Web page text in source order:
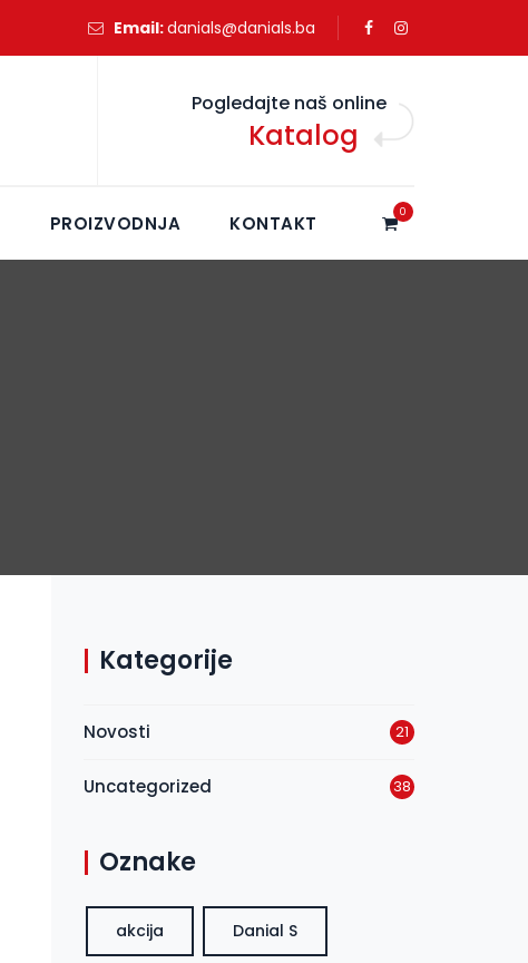
Email:danials@danials.ba
Pogledajte naš online
Katalog
PROIZVODNJA KONTAKT 0
Kategorije
Novosti 21
Uncategorized 38
Oznake
akcija Danial S